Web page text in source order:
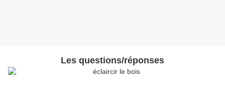
Les questions/réponses